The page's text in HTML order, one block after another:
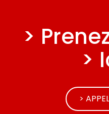
>
>
>